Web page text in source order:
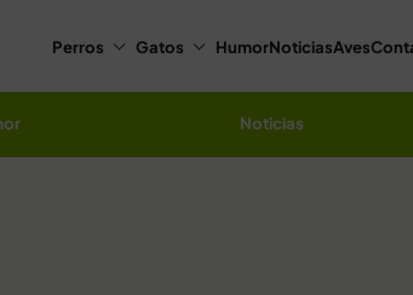
Perros Gatos HumorNoticiasAves
Noticias